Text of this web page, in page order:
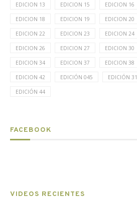
EDICION 13 EDICION 15 EDICION 16
EDICION 18 EDICION 19 EDICION 20
EDICION 22 EDICION 23 EDICION 24
EDICION 26 EDICION 27 EDICION 30
EDICION 34 EDICION 37 EDICION 38
EDICION 42 EDICIÓN 045 EDICIÓN 31
EDICIÓN 44
FACEBOOK
VIDEOS RECIENTES